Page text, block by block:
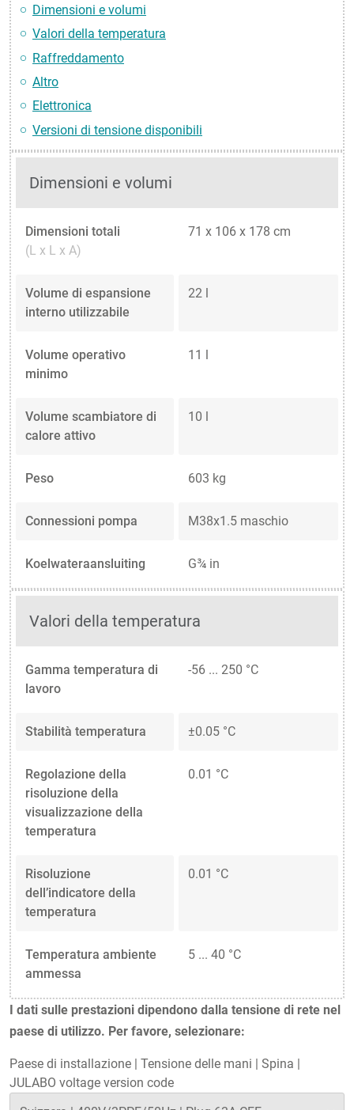
Dimensioni e volumi
Valori della temperatura
Raffreddamento
Altro
Elettronica
Versioni di tensione disponibili
Dimensioni e volumi
Dimensioni totali
(L x L x A)
71 x 106 x 178 cm
Volume di espansione
interno utilizzabile
22 l
Volume operativo
minimo
11 l
Volume scambiatore di
calore attivo
10 l
Peso 603 kg
Connessioni pompa M38x1.5 maschio
Koelwateraansluiting G¾ in
Valori della temperatura
Gamma temperatura di
lavoro
-56 ... 250 °C
Stabilità temperatura ±0.05 °C
Regolazione della
risoluzione della
visualizzazione della
temperatura
0.01 °C
Risoluzione
dell’indicatore della
temperatura
0.01 °C
Temperatura ambiente
ammessa
5 ... 40 °C
I dati sulle prestazioni dipendono dalla tensione di rete nel
paese di utilizzo. Per favore, selezionare:
Paese di installazione | Tensione delle mani | Spina |
JULABO voltage version code